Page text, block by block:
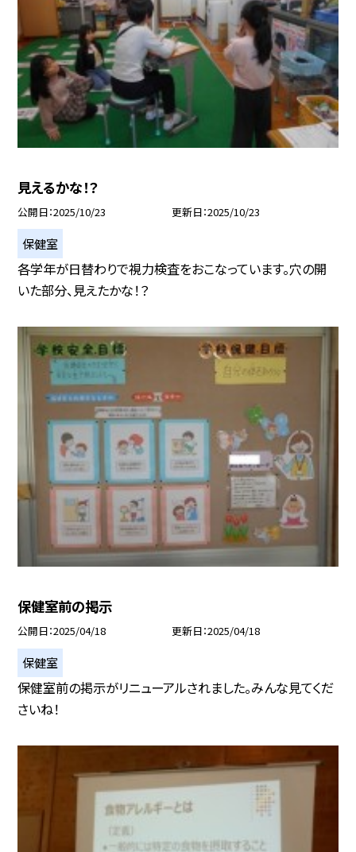
見えるかな！？
公開日 2025/10/23 更新日 2025/10/23
保健室
各学年が日替わりで視力検査をおこなっています。穴の開
いた部分、見えたかな！？
保健室前の掲示
公開日 2025/04/18 更新日 2025/04/18
保健室
保健室前の掲示がリニューアルされました。みんな見てくだ
さいね！